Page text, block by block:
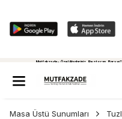
Mutfakzade - Özel Alanlariniz, Restoran, Bar ve
Masa Üstü Sunumları